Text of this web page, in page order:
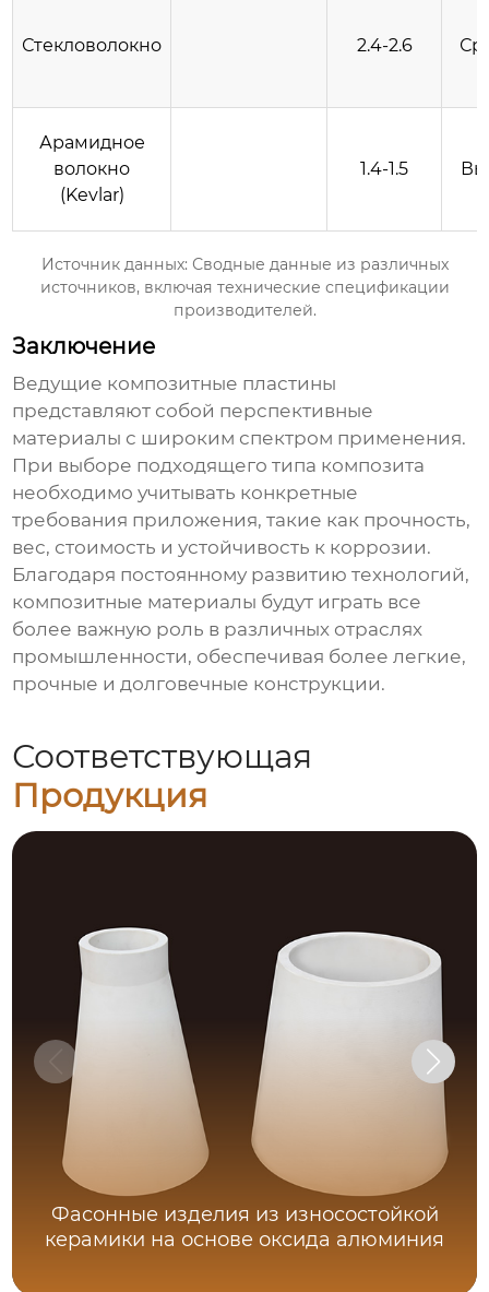
Стекловолокно 2.4-2.6
Арамидное
волокно
(Kevlar)
1.4-1.5
Источник данных: Сводные данные из различных
источников, включая технические спецификации
производителей.
Заключение
Ведущие композитные пластины
представляют собой перспективные
материалы с широким спектром применения.
При выборе подходящего типа композита
необходимо учитывать конкретные
требования приложения, такие как прочность,
вес, стоимость и устойчивость к коррозии.
Благодаря постоянному развитию технологий,
композитные материалы будут играть все
более важную роль в различных отраслях
промышленности, обеспечивая более легкие,
прочные и долговечные конструкции.
Соответствующая
Продукция
Фасонные изделия из износостойкой
керамики на основе оксида алюминия